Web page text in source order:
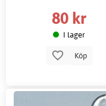
80 kr
I lager
Köp